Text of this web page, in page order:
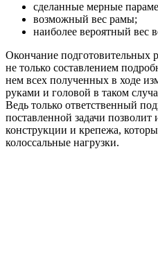
сделанные мерные
возможный вес рамы;
наиболее вероятный вес
Окончание подготовительных
не только составлением
нем всех полученных в ходе
руками и головой в таком
Ведь только ответственный
поставленной задачи позволит
конструкции и крепежа,
колоссальные нагрузки.